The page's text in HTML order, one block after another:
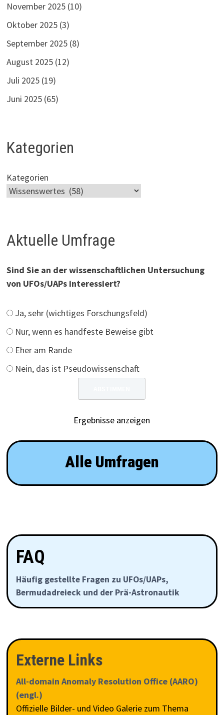
November 2025 (10)
Oktober 2025 (3)
September 2025 (8)
August 2025 (12)
Juli 2025 (19)
Juni 2025 (65)
Kategorien
Kategorien
Aktuelle Umfrage
Sind Sie an der wissenschaftlichen Untersuchung
von UFOs/UAPs interessiert?
Ja, sehr (wichtiges Forschungsfeld)
Nur, wenn es handfeste Beweise gibt
Eher am Rande
Nein, das ist Pseudowissenschaft
Ergebnisse anzeigen
Alle Umfragen
FAQ
Häufig gestellte Fragen zu UFOs/UAPs,
Bermudadreieck und der Prä-Astronautik
Externe Links
All-domain Anomaly Resolution Office (AARO)
(engl.)
Offizielle Bilder- und Video Galerie zum Thema